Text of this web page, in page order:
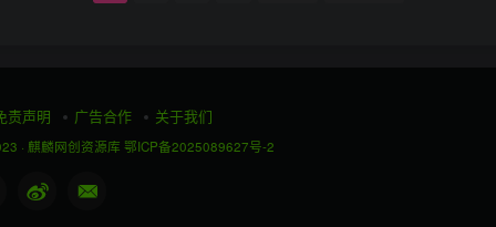
责声明 广告合作 关于我们
· 麒麟网创资源库 鄂ICP备2025089627号-2